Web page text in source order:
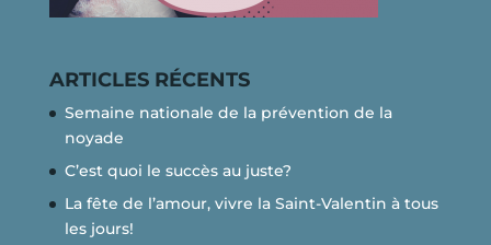
ARTICLES RÉCENTS
Semaine nationale de la prévention de la
noyade
C’est quoi le succès au juste?
La fête de l’amour, vivre la Saint-Valentin à tous
les jours!